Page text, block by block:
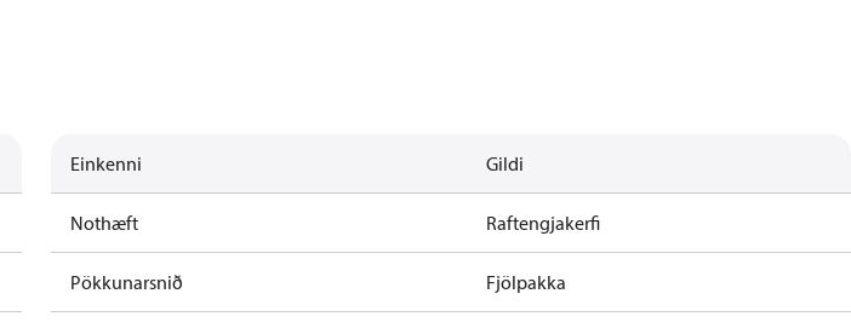
Einkenni Gildi
Nothæft Raftengjakerfi
Pökkunarsnið Fjölpakka